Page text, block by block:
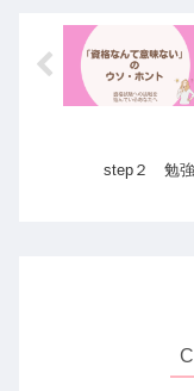
step２ 勉強